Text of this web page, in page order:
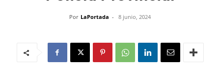
Por LaPortada - 8 junio, 2024